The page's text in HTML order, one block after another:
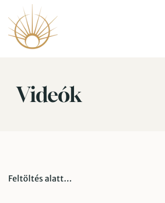
Videók
Feltöltés alatt…